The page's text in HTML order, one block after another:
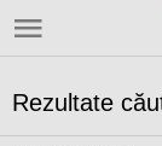
Rezultate